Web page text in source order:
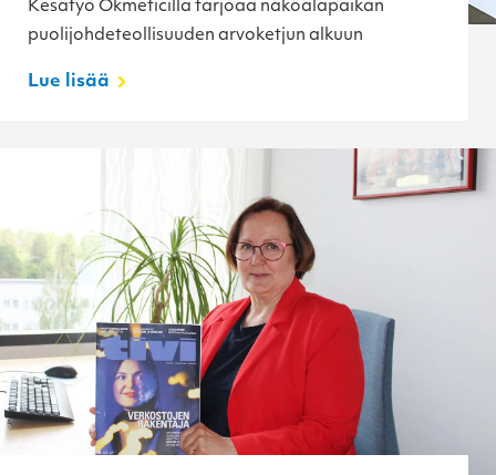
Kesätyö Okmeticilla tarjoaa näköalapaikan
puolijohdeteollisuuden arvoketjun alkuun
Lue lisää